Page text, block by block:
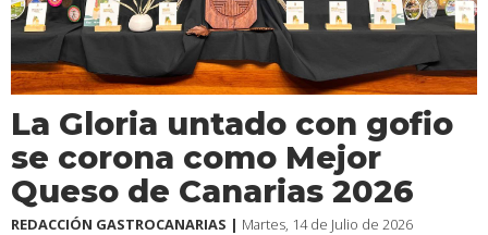
La Gloria untado con gofio
se corona como Mejor
Queso de Canarias 2026
REDACCIÓN GASTROCANARIAS | Martes, 14 de Julio de 2026